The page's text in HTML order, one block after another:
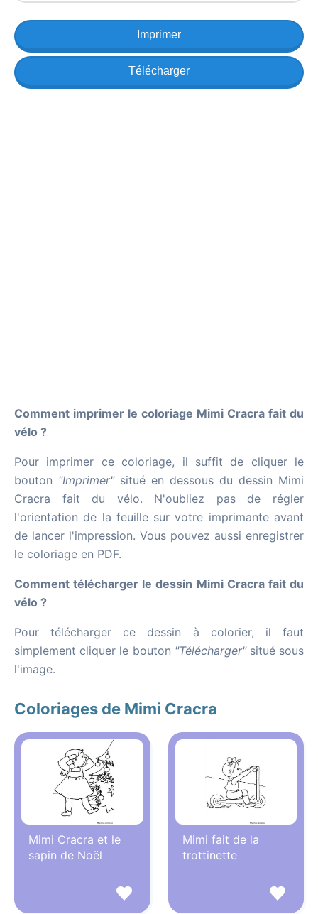
Imprimer
Télécharger
Comment imprimer le coloriage Mimi Cracra fait du
vélo ?
Pour imprimer ce coloriage, il suffit de cliquer le
bouton "Imprimer"situé en dessous du dessin Mimi
Cracra fait du vélo. N'oubliez pas de régler
l'orientation de la feuille sur votre imprimante avant
de lancer l'impression. Vous pouvez aussi enregistrer
le coloriage en PDF.
Comment télécharger le dessin Mimi Cracra fait du
vélo ?
Pour télécharger ce dessin à colorier, il faut
simplement cliquer le bouton "Télécharger"situé sous
l'image.
Coloriages de Mimi Cracra
Mimi Cracra et le
sapin de Noël
Mimi fait de la
trottinette